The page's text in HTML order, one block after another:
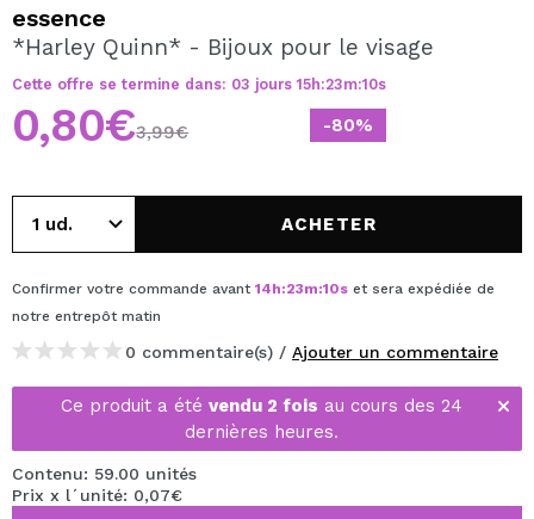
En créant un compte sur Maquibeauty.fr vous pourrez
effectuer vos achats rapidement, vérifier l'état de vos
commandes et consulter vos opérations précédentes.
essence
*Harley Quinn* - Bijoux pour le visage
Cette offre se termine dans: 03 jours 15h:23m:09s
-80%
0,80€3,99€
ACHETER
Confirmer votre commande avant 14h:23m:09s et sera expédiée de
notre entrepôt matin
0 commentaire(s) / Ajouter un commentaire
Ce produit a été vendu 2 fois au cours des 24
dernières heures.
Contenu: 59.00 unités
Prix x l´unité: 0,07€